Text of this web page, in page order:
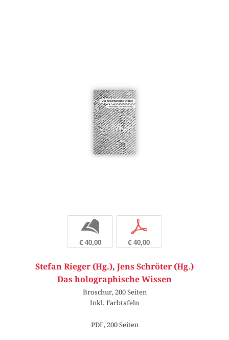
b
€ 40,00
p
€ 40,00
Stefan Rieger (Hg.), Jens Schröter (Hg.)
Das holographische Wissen
Broschur, 200 Seiten
Inkl. Farbtafeln
PDF, 200 Seiten